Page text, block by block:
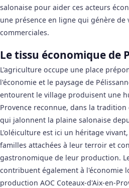
salonaise pour aider ces acteurs
une présence en ligne qui génère
commerciales.
Le tissu économique de
L'agriculture occupe une place
l'économie et le paysage de
entourent le village produisent une
Provence reconnue, dans la
qui jalonnent la plaine salonaise
L'oléiculture est ici un héritage
familles attachées à leur terroir et
gastronomique de leur production.
contribuent également à l'économie
production AOC Coteaux-d'Aix-en-